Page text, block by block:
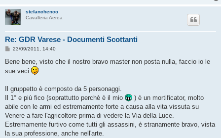
stefanchenco
Cavalleria Aerea
Re: GDR Varese - Documenti Scottanti
M
s
a
i
o
23/09/2011, 14:40
Bene bene, visto che il nostro bravo master non posta nulla, faccio io le
sue veci
Il gruppetto è composto da 5 personaggi.
Il 1° e più fico (soprattutto perchè è il mio
) è un mortificator, molto
abile con le armi ed estremamente forte a causa alla vita vissuta su
Venere a fare l'agricoltore prima di vedere la Via della Luce.
Estremamente furtivo come tutti gli assassini, è stranamente bravo, vista
la sua professione, anche nell'arte.